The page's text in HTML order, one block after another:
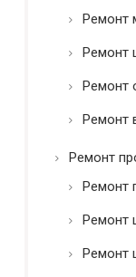
Ремонт
Ремонт
Ремонт
Ремонт
Ремонт
Ремонт
Ремонт
Ремонт